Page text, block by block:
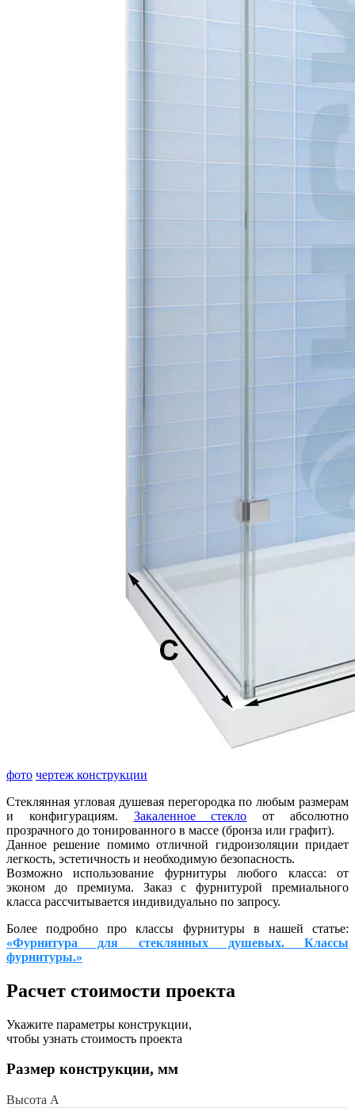
фото чертеж конструкции
Стеклянная угловая душевая перегородка по любым размерам
и конфигурациям. Закаленное стекло от абсолютно
прозрачного до тонированного в массе (бронза или графит).
Данное решение помимо отличной гидроизоляции придает
легкость, эстетичность и необходимую безопасность.
Возможно использование фурнитуры любого класса: от
эконом до премиума. Заказ с фурнитурой премиального
класса рассчитывается индивидуально по запросу.
Более подробно про классы фурнитуры в нашей статье:
«Фурнитура для стеклянных душевых. Классы
фурнитуры.»
Расчет стоимости проекта
Укажите параметры конструкции,
чтобы узнать стоимость проекта
Размер конструкции, мм
Высота А